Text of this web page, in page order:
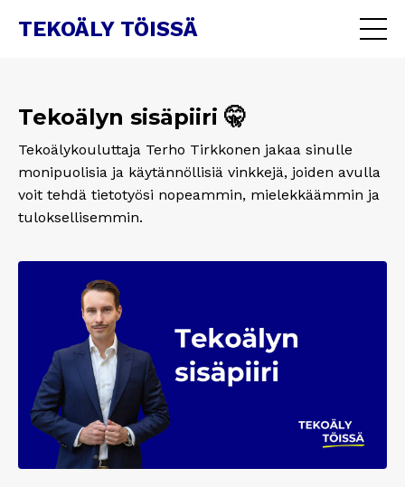
TEKOÄLY TÖISSÄ
Tekoälyn sisäpiiri 🤫
Tekoälykouluttaja Terho Tirkkonen jakaa sinulle
monipuolisia ja käytännöllisiä vinkkejä, joiden avulla
voit tehdä tietotyösi nopeammin, mielekkäämmin ja
tuloksellisemmin.